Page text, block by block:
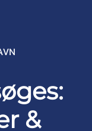
&